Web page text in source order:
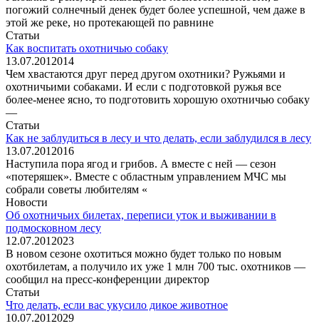
погожий солнечный денек будет более успешной, чем даже в
этой же реке, но протекающей по равнине
Статьи
Как воспитать охотничью собаку
13.07.2012014
Чем хвастаются друг перед другом охотники? Ружьями и
охотничьими собаками. И если с подготовкой ружья все
более-менее ясно, то подготовить хорошую охотничью собаку
—
Статьи
Как не заблудиться в лесу и что делать, если заблудился в лесу
13.07.2012016
Наступила пора ягод и грибов. А вместе с ней — сезон
«потеряшек». Вместе с областным управлением МЧС мы
собрали советы любителям «
Новости
Об охотничьих билетах, переписи уток и выживании в
подмосковном лесу
12.07.2012023
В новом сезоне охотиться можно будет только по новым
охотбилетам, а получило их уже 1 млн 700 тыс. охотников —
сообщил на пресс-конференции директор
Статьи
Что делать, если вас укусило дикое животное
10.07.2012029